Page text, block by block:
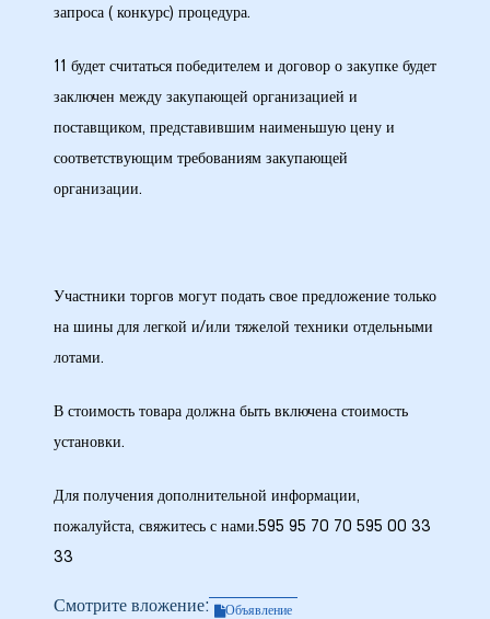
запроса ( конкурс) процедура.
11 будет считаться победителем и договор о закупке будет
заключен между закупающей организацией и
поставщиком, представившим наименьшую цену и
соответствующим требованиям закупающей
организации.
Участники торгов могут подать свое предложение только
на шины для легкой и/или тяжелой техники отдельными
лотами.
В стоимость товара должна быть включена стоимость
установки.
Для получения дополнительной информации,
пожалуйста, свяжитесь с нами.595 95 70 70 595 00 33
33
Смотрите вложение: Объявление